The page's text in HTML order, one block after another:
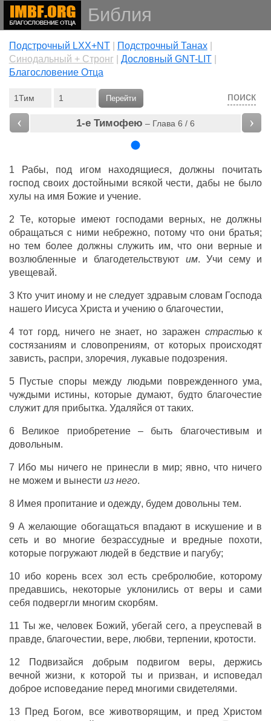
Библия
Подстрочный LXX+NT| Подстрочный Танах|
Cинодальный + Стронг| Дословный GNT-LIT|
Благословение Отца
поиск
Перейти
‹ 1-е Тимофею – Глава 6 / 6 ›
1 Рабы, под игом находящиеся, должны
почитать
господ своих достойными всякой чести, дабы не было
хулы на имя Божие и учение.
2 Те, которые имеют господами верных, не должны
обращаться с ними небрежно, потому что они братья;
но тем более должны служить им, что они верные и
возлюбленныеи благодетельствуют им. Учи сему
и
увещевай.
3 Кто учит иному и не следует здравым словам Господа
нашего Иисуса Христа и учению о благочестии,
4 тот горд, ничегонезнает, но заражен страстью к
состязаниям и словопрениям, от которых происходят
зависть, распри, злоречия, лукавые подозрения.
5 Пустые споры между людьми поврежденного ума,
чуждыми истины, которые думают, будто благочестие
служитдля прибытка. Удаляйся от таких.
6 Великое приобретение– быть благочестивым
и
довольным.
7 Ибомы ничего не принесли в мир; явно, что ничего
не можем и вынести из него.
8 Имея пропитание и одежду, будем довольны тем.
9А желающие обогащаться впадают в искушение и в
сеть
и во многие безрассудные и вредные похоти,
которые погружают людей в бедствие и пагубу;
10 ибо корень всех зол есть сребролюбие, которому
предавшись, некоторые уклонились от веры и
сами
себя подвергли многим скорбям.
11 Ты же, человек Божий, убегай сего, а преуспевай в
правде, благочестии, вере, любви, терпении, кротости.
12 Подвизайся добрым подвигом веры, держись
вечной жизни, к которой ты и призван, и исповедал
доброе исповедание перед многими свидетелями.
13 Пред Богом, все животворящим, и пред Христом